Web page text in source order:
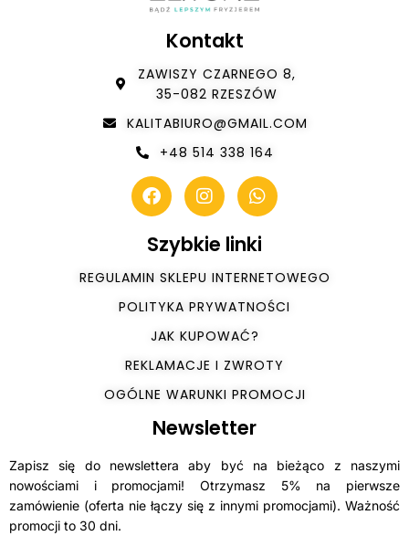
Kontakt
ZAWISZY CZARNEGO 8,
35-082 RZESZÓW
KALITABIURO@GMAIL.COM
+48 514 338 164
Szybkie linki
REGULAMIN SKLEPU INTERNETOWEGO
POLITYKA PRYWATNOŚCI
JAK KUPOWAĆ?
REKLAMACJE I ZWROTY
OGÓLNE WARUNKI PROMOCJI
Newsletter
Zapisz się do newslettera aby być na bieżąco z naszymi
nowościami i promocjami! Otrzymasz 5% na pierwsze
zamówienie (oferta nie łączy się z innymi promocjami). Ważność
promocji to 30 dni.